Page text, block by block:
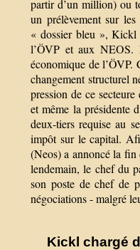
partir d’un million) ou
un prélèvement sur
« dossier bleu », Kickl
l’ÖVP et aux NEOS.
économique de l’ÖVP.
changement structurel
pression de ce
et même la présidente
deux-tiers requise au
impôt sur le capital.
(Neos) a annoncé la
lendemain, le chef du
son poste de chef de
négociations - malgré
Kickl chargé